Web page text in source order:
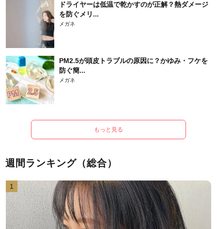
ドライヤーは低温で乾かすのが正解？熱ダメージ
を防ぐメリ...
メガネ
PM2.5が頭皮トラブルの原因に？かゆみ・フケを
防ぐ簡...
メガネ
もっと見る
週間ランキング（総合）
1